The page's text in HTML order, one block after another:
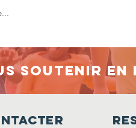
soutenir en